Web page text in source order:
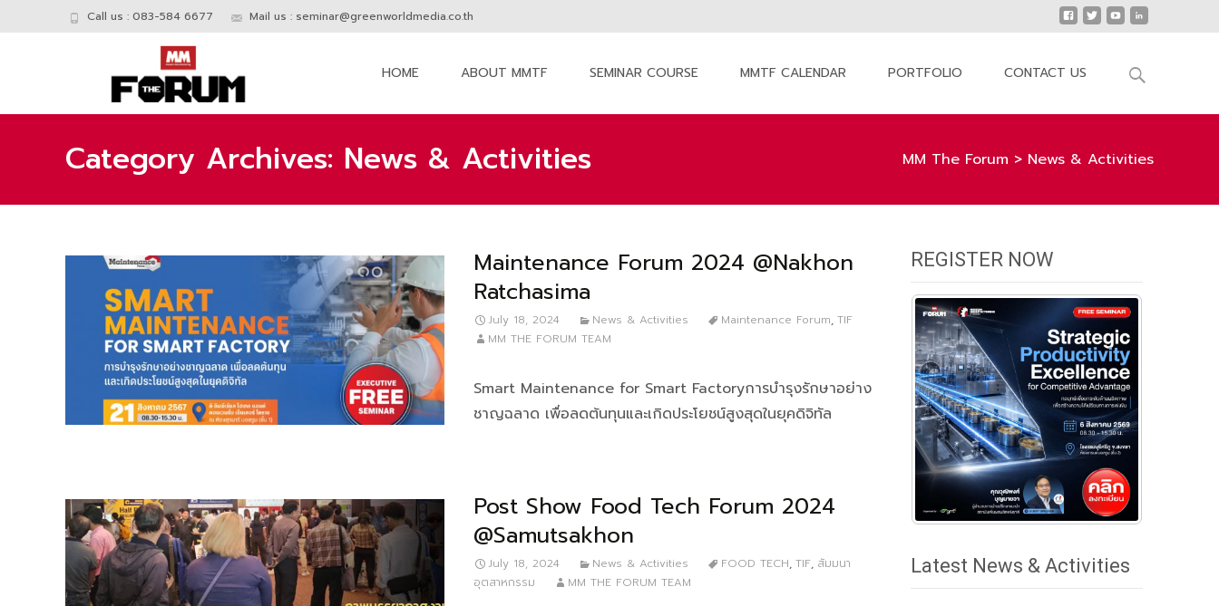
Call us : 083-584 6677 Mail us : seminar@greenworldmedia.co.th
HOME ABOUT MMTF SEMINAR COURSE MMTF CALENDAR PORTFOLIO CONTACT US
Search
Category Archives: News & Activities MM The Forum > News & Activities
Maintenance Forum 2024 @Nakhon
Ratchasima
July 18, 2024 News & Activities Maintenance Forum, TIF
MM THE FORUM TEAM
Smart Maintenance for Smart Factoryการบำรุงรักษาอย่าง
ชาญฉลาด เพื่อลดต้นทุนและเกิดประโยชน์สูงสุดในยุคดิจิทัล
Post Show Food Tech Forum 2024
@Samutsakhon
July 18, 2024 News & Activities FOOD TECH, TIF, สัมมนา
อุตสาหกรรม
MM THE FORUM TEAM
REGISTER NOW
Latest News & Activities